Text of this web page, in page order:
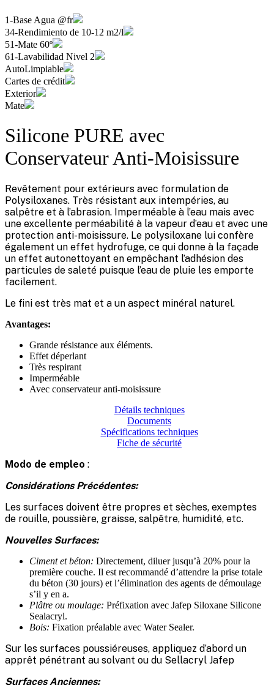
1-Base Agua @fr
34-Rendimiento de 10-12 m2/l
51-Mate 60º
61-Lavabilidad Nivel 2
AutoLimpiable
Cartes de crédit
Exterior
Mate
Silicone PURE avec
Conservateur Anti-Moisissure
Revêtement pour extérieurs avec formulation de
Polysiloxanes. Très résistant aux intempéries, au
salpêtre et à l’abrasion. Imperméable à l’eau mais avec
une excellente perméabilité à la vapeur d’eau et avec une
protection anti-moisissure. Le polysiloxane lui confère
également un effet hydrofuge, ce qui donne à la façade
un effet autonettoyant en empêchant l’adhésion des
particules de saleté puisque l’eau de pluie les emporte
facilement.
Le fini est très mat et a un aspect minéral naturel.
Avantages:
Grande résistance aux éléments.
Effet déperlant
Très respirant
Imperméable
Avec conservateur anti-moisissure
Détails techniques
Documents
Spécifications techniques
Fiche de sécurité
Modo de empleo :
Considérations Précédentes:
Les surfaces doivent être propres et sèches, exemptes
de rouille, poussière, graisse, salpêtre, humidité, etc.
Nouvelles Surfaces:
Ciment et béton: Directement, diluer jusqu’à 20% pour la
première couche. Il est recommandé d’attendre la prise totale
du béton (30 jours) et l’élimination des agents de démoulage
s’il y en a.
Plâtre ou moulage: Préfixation avec Jafep Siloxane Silicone
Sealacryl.
Bois: Fixation préalable avec Water Sealer.
Sur les surfaces poussiéreuses, appliquez d’abord un
apprêt pénétrant au solvant ou du Sellacryl Jafep
Surfaces Anciennes: